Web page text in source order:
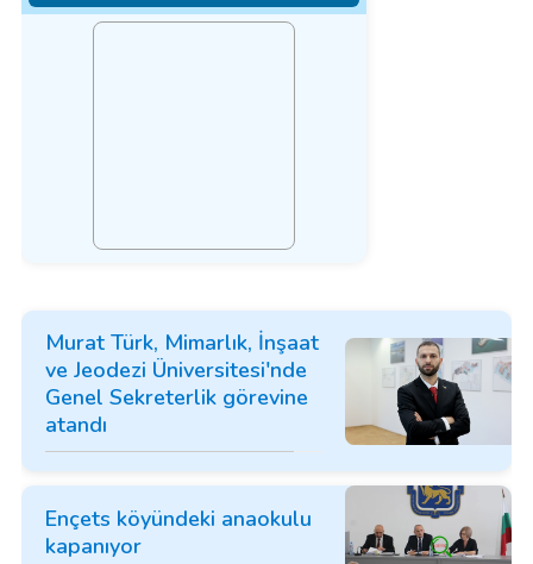
Murat Türk, Mimarlık, İnşaat
ve Jeodezi Üniversitesi'nde
Genel Sekreterlik görevine
atandı
Ençets köyündeki anaokulu
kapanıyor